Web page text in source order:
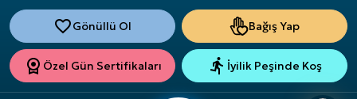
Gönüllü Ol Bağış Yap
Özel Gün Sertifikaları İyilik Peşinde Koş